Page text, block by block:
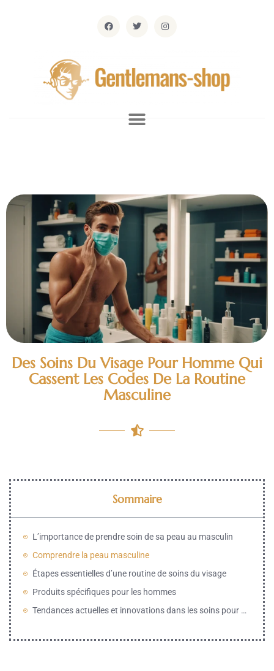
Des Soins Du Visage Pour Homme Qui
Cassent Les Codes De La Routine
Masculine
Sommaire
L’importance de prendre soin de sa peau au masculin
Comprendre la peau masculine
Étapes essentielles d’une routine de soins du visage
Produits spécifiques pour les hommes
Tendances actuelles et innovations dans les soins pour hommes